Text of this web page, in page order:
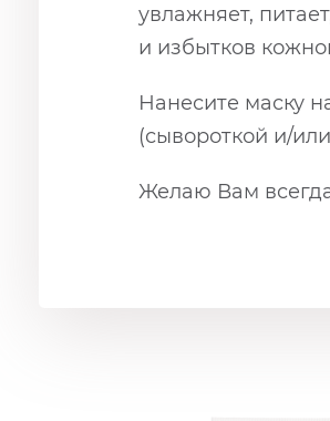
увлажняет,
и избытков
Нанесите маску
(сывороткой и/
Желаю Вам